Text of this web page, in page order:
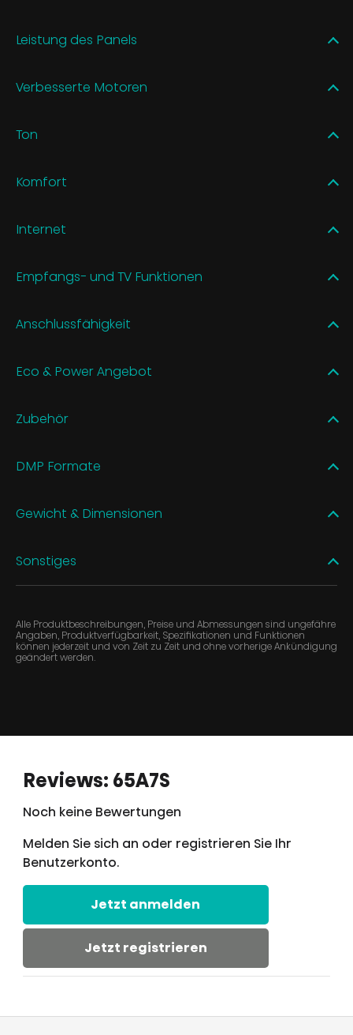
Leistung des Panels
Verbesserte Motoren
Ton
Komfort
Internet
Empfangs- und TV Funktionen
Anschlussfähigkeit
Eco & Power Angebot
Zubehör
DMP Formate
Gewicht & Dimensionen
Sonstiges
Alle Produktbeschreibungen, Preise und Abmessungen sind ungefähre
Angaben, Produktverfügbarkeit, Spezifikationen und Funktionen
können jederzeit und von Zeit zu Zeit und ohne vorherige Ankündigung
geändert werden.
Reviews: 65A7S
Noch keine Bewertungen
Melden Sie sich an oder registrieren Sie Ihr
Benutzerkonto.
Jetzt anmelden
Jetzt registrieren